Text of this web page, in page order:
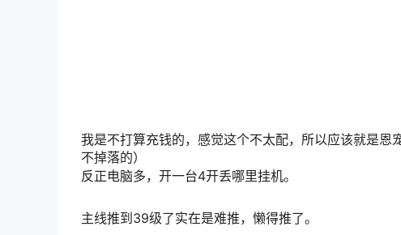
我是不打算充钱的，感觉这个不太配，所以应该就是
不掉落的）
反正电脑多，开一台4开丢哪里挂机。
主线推到39级了实在是难推，懒得推了。